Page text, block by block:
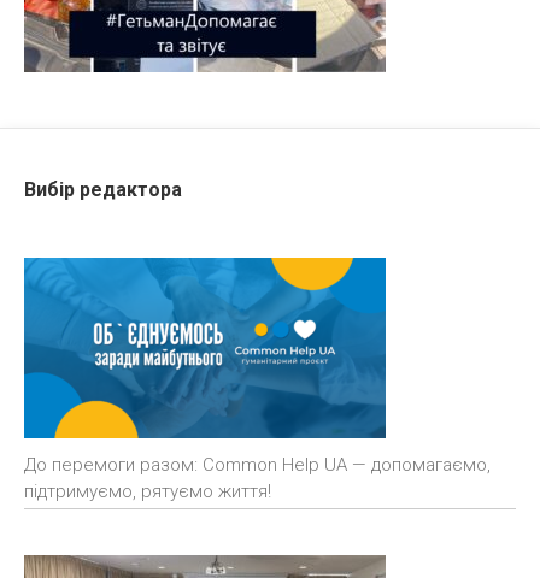
Вибір редактора
До перемоги разом: Common Help UA — допомагаємо,
підтримуємо, рятуємо життя!